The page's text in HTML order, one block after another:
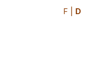
F D